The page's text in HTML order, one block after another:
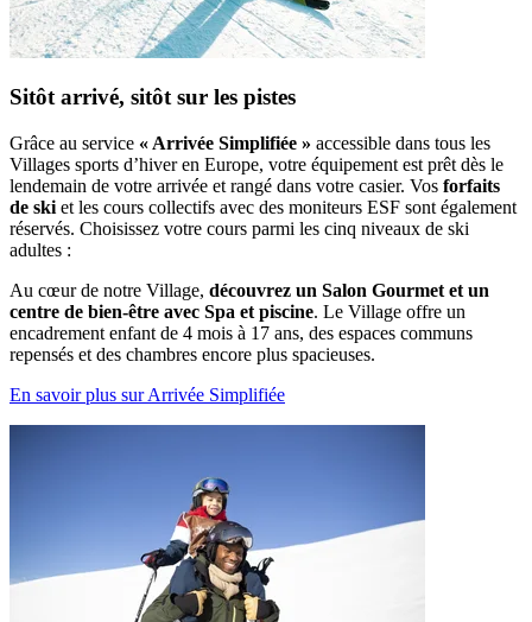
Sitôt arrivé, sitôt sur les pistes
Grâce au service « Arrivée Simplifiée » accessible dans tous les
Villages sports d’hiver en Europe, votre équipement est prêt dès le
lendemain de votre arrivée et rangé dans votre casier. Vos forfaits
de ski et les cours collectifs avec des moniteurs ESF sont également
réservés. Choisissez votre cours parmi les cinq niveaux de ski
adultes :
Au cœur de notre Village, découvrez un Salon Gourmet et un
centre de bien-être avec Spa et piscine. Le Village offre un
encadrement enfant de 4 mois à 17 ans, des espaces communs
repensés et des chambres encore plus spacieuses.
En savoir plus sur Arrivée Simplifiée